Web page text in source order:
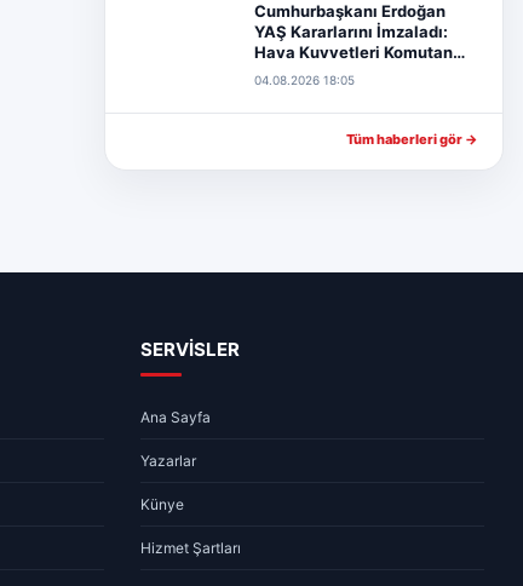
Cumhurbaşkanı Erdoğan
YAŞ Kararlarını İmzaladı:
Hava Kuvvetleri Komutan…
04.08.2026 18:05
Tüm haberleri gör →
SERVİSLER
Ana Sayfa
Yazarlar
Künye
Hizmet Şartları